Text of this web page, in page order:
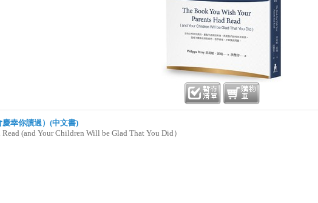
幸你讀過）(中文書)
(and Your Children Will be Glad That You Did）